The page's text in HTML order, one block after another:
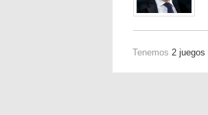
Tenemos 2 juegos